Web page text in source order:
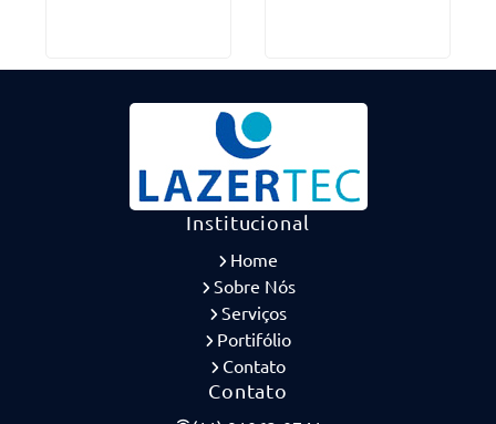
Institucional
Home
Sobre Nós
Serviços
Portifólio
Contato
Contato